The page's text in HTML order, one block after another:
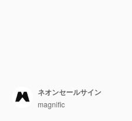
ネオンセールサイン
magnific